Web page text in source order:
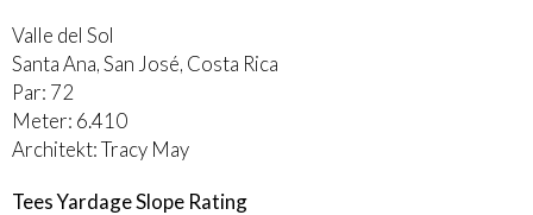
Valle del Sol
Santa Ana, San José, Costa Rica
Par: 72
Meter: 6.410
Architekt: Tracy May
Tees Yardage Slope Rating